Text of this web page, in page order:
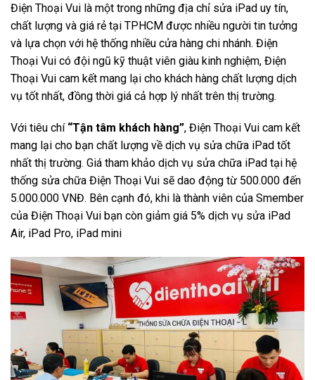
Điện Thoại Vui là một trong những địa chỉ sửa iPad uy tín,
chất lượng và giá rẻ tại TPHCM được nhiều người tin tưởng
và lựa chọn với hệ thống nhiều cửa hàng chi nhánh. Điện
Thoại Vui có đội ngũ kỹ thuật viên giàu kinh nghiệm, Điện
Thoại Vui cam kết mang lại cho khách hàng chất lượng dịch
vụ tốt nhất, đồng thời giá cả hợp lý nhất trên thị trường.
Với tiêu chí“Tận tâm khách hàng”, Điện Thoại Vui cam kết
mang lại cho bạn chất lượng về dịch vụ sửa chữa iPad tốt
nhất thị trường. Giá tham khảo dịch vụ sửa chữa iPad tại hệ
thống sửa chữa Điện Thoại Vui sẽ dao động từ 500.000 đến
5.000.000 VNĐ. Bên cạnh đó, khi là thành viên của Smember
của Điện Thoại Vui bạn còn giảm giá 5% dịch vụ sửa iPad
Air, iPad Pro, iPad mini